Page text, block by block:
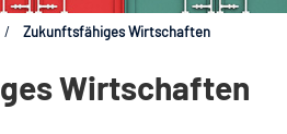
/ Zukunftsfähiges Wirtschaften
Wirtschaften